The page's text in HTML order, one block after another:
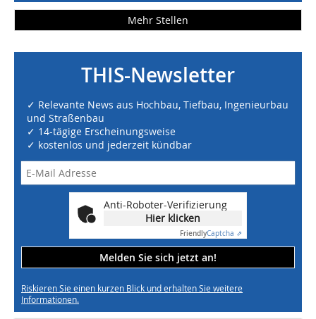
Mehr Stellen
THIS-Newsletter
✓ Relevante News aus Hochbau, Tiefbau, Ingenieurbau
und Straßenbau
✓ 14-tägige Erscheinungsweise
✓ kostenlos und jederzeit kündbar
Anti-Roboter-Verifizierung
Hier klicken
FriendlyCaptcha ⇗
Melden Sie sich jetzt an!
Riskieren Sie einen kurzen Blick und erhalten Sie weitere
Informationen.